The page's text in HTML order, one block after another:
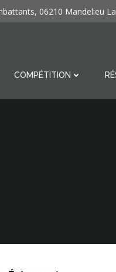
06210 Mandelieu
COMPÉTITION